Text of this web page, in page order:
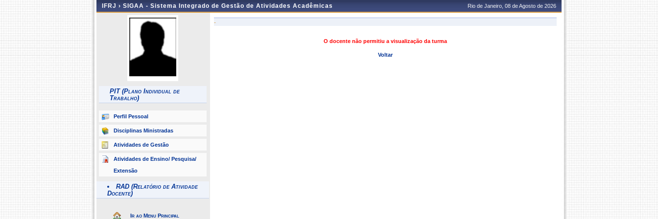
IFRJ › SIGAA - Sistema Integrado de Gestão de Atividades Acadêmicas Rio de Janeiro, 08 de Agosto de 2026
PIT (Plano Individual de
Trabalho)
Perfil Pessoal
Disciplinas Ministradas
Atividades de Gestão
Atividades de Ensino/ Pesquisa/
Extensão
RAD (Relatório de Atividade
Docente)
Ir ao Menu Principal
-
O docente não permitiu a visualização da turma
Voltar